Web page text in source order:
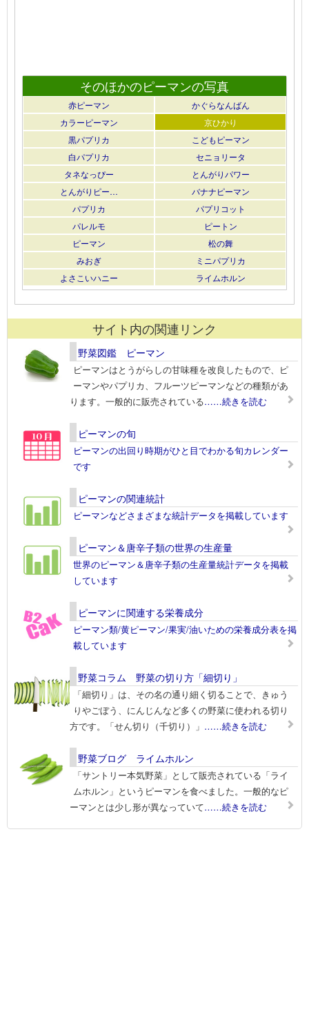
そのほかのピーマンの写真
赤ピーマン
かぐらなんばん
カラーピーマン
京ひかり
黒パプリカ
こどもピーマン
白パプリカ
セニョリータ
タネなっぴー
とんがりパワー
とんがりピー…
バナナピーマン
パプリカ
パプリコット
パレルモ
ピートン
ピーマン
松の舞
みおぎ
ミニパプリカ
よさこいハニー
ライムホルン
サイト内の関連リンク
野菜図鑑 ピーマン
ピーマンはとうがらしの甘味種を改良したもので、ピ
ーマンやパプリカ、フルーツピーマンなどの種類があ
ります。一般的に販売されている……続きを読む
ピーマンの旬
ピーマンの出回り時期がひと目でわかる旬カレンダー
です
ピーマンの関連統計
ピーマンなどさまざまな統計データを掲載しています
ピーマン＆唐辛子類の世界の生産量
世界のピーマン＆唐辛子類の生産量統計データを掲載
しています
ピーマンに関連する栄養成分
ピーマン類/黄ピーマン/果実/油いための栄養成分表を掲
載しています
野菜コラム 野菜の切り方「細切り」
「細切り」は、その名の通り細く切ることで、きゅう
りやごぼう、にんじんなど多くの野菜に使われる切り
方です。「せん切り（千切り）」 ……続きを読む
野菜ブログ ライムホルン
「サントリー本気野菜」として販売されている「ライ
ムホルン」というピーマンを食べました。一般的なピ
ーマンとは少し形が異なっていて……続きを読む